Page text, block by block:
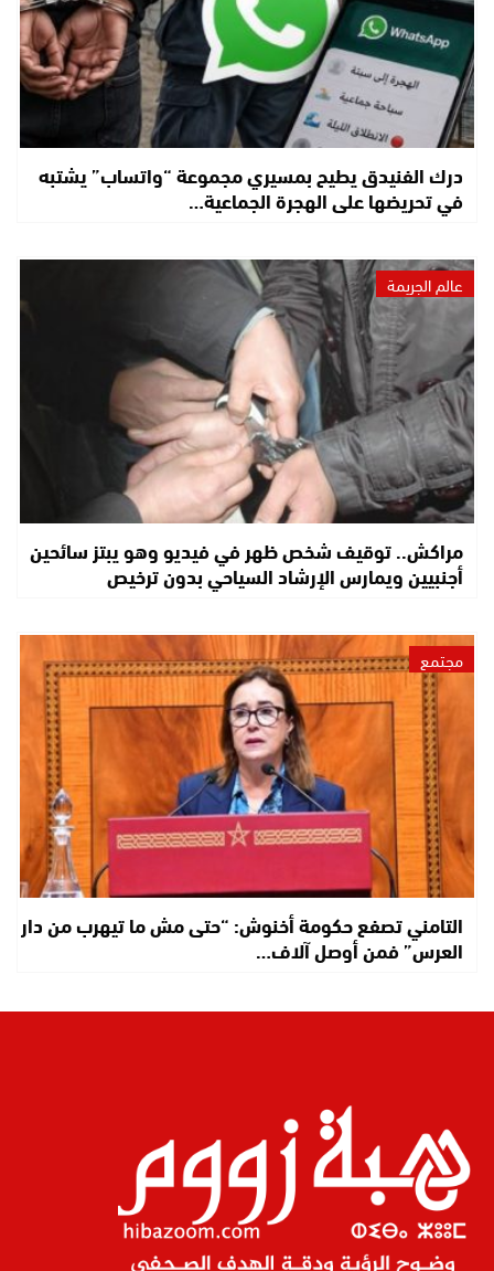
درك الفنيدق يطيح بمسيري مجموعة “واتساب” يشتبه
في تحريضها على الهجرة الجماعية…
عالم الجريمة
مراكش.. توقيف شخص ظهر في فيديو وهو يبتز سائحين
أجنبيين ويمارس الإرشاد السياحي بدون ترخيص
مجتمع
التامني تصفع حكومة أخنوش: “حتى مش ما تيهرب من دار
العرس” فمن أوصل آلاف…